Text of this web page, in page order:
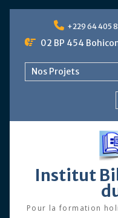
content
+229 64 405
02 BP 454
Nos Projets
Institut
Pour la formation